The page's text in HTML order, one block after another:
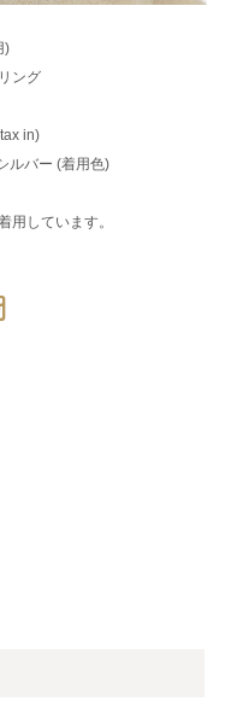
)
ング
in)
ルバー (着用色)
用しています。